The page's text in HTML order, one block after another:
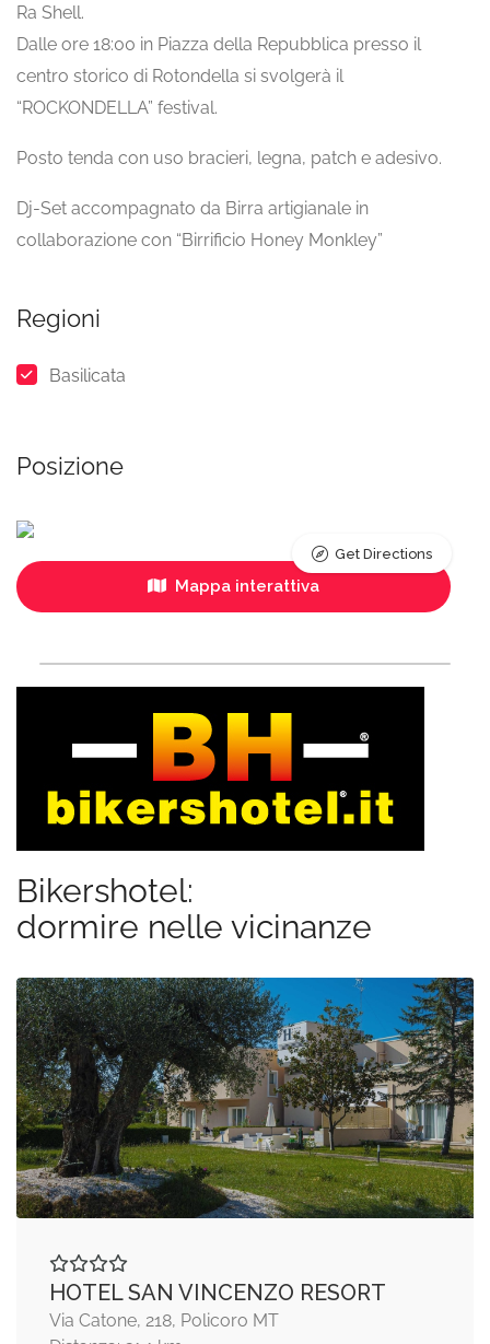
Ra Shell.
Dalle ore 18:00 in Piazza della Repubblica presso il
centro storico di Rotondella si svolgerà il
“ROCKONDELLA” festival.
Posto tenda con uso bracieri, legna, patch e adesivo.
Dj-Set accompagnato da Birra artigianale in
collaborazione con “Birrificio Honey Monkley”
Regioni
Basilicata
Posizione
Mappa interattiva
Get Directions
Bikershotel:
dormire nelle vicinanze
HOTEL SAN VINCENZO RESORT
Via Catone, 218, Policoro MT